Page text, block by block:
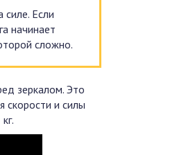
Если
начинает
сложно.
зеркалом. Это
скорости и силы